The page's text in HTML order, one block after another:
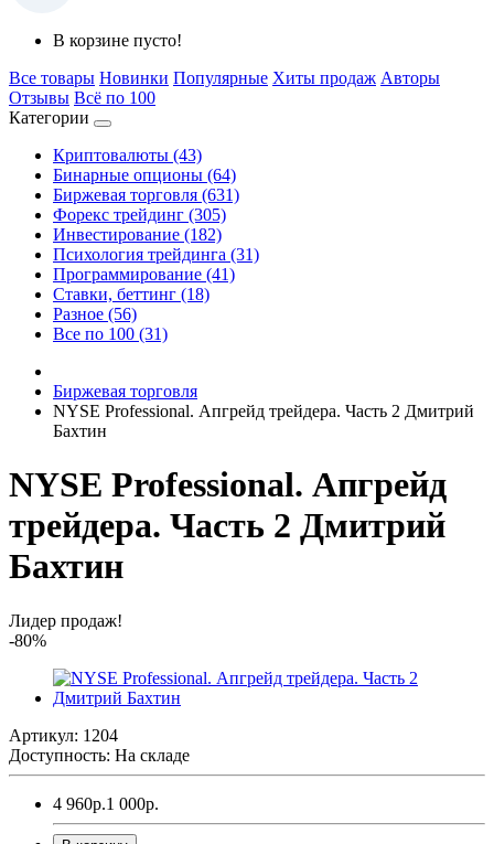
В корзине пусто!
Все товары Новинки Популярные Хиты продаж Авторы
Отзывы Всё по 100
Категории
Криптовалюты (43)
Бинарные опционы (64)
Биржевая торговля (631)
Форекс трейдинг (305)
Инвестирование (182)
Психология трейдинга (31)
Программирование (41)
Ставки, беттинг (18)
Разное (56)
Все по 100 (31)
Биржевая торговля
NYSE Professional. Апгрейд трейдера. Часть 2 Дмитрий
Бахтин
NYSE Professional. Апгрейд
трейдера. Часть 2 Дмитрий
Бахтин
Лидер продаж!
-80%
Артикул: 1204
Доступность: На складе
4 960р.1 000р.